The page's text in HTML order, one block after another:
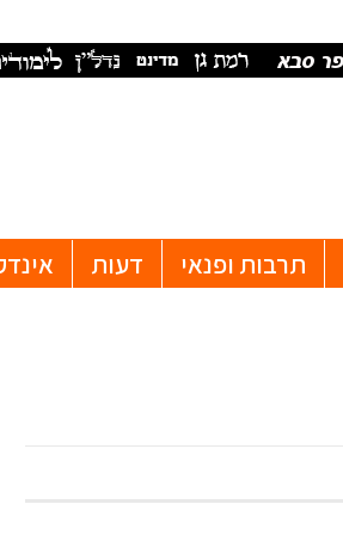
תרבות ופנאי דעות